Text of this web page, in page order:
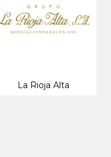
La Rioja Alta